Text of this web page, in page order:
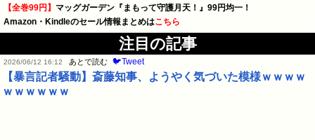
【全巻99円】 マッグガーデン『まもって守護月天！』99円均一！
Amazon・Kindleのセール情報まとめはこちら
注目の記事
2026/06/12 16:12 あとで読む 🐦Tweet
【暴言記者騒動】斎藤知事、ようやく気づいた模様ｗｗｗｗ
ｗｗｗｗｗｗ